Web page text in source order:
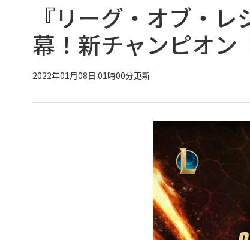
『リーグ・オブ・
幕！新チャンピオン
2022年01月08日 01時00分更新